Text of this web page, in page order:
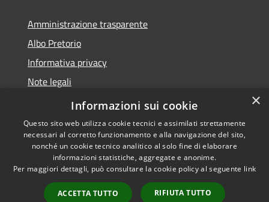
Amministrazione trasparente
Albo Pretorio
Informativa privacy
Note legali
Dichiarazione di accessibilità
Accessibilità
Copyright © 2026 • Comune di
Gimigliano • Powered by
Municipium•
Accesso
×
Informazioni sui cookie
Questo sito web utilizza cookie tecnici e assimilati strettamente
necessari al corretto funzionamento e alla navigazione del sito,
nonché un cookie tecnico analitico al solo fine di elaborare
informazioni statistiche, aggregate e anonime.
Per maggiori dettagli, può consultare la cookie policy al seguente link
ACCETTA TUTTO RIFIUTA TUTTO